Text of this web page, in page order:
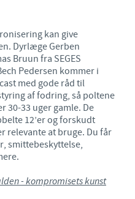
kan give
Dyrlæge Gerben
Bruun fra SEGES
Pedersen kommer i
med gode råd til
af fodring, så poltene
30-33 uger gamle. De
12’er og forskudt
relevante at bruge. Du får
smittebeskyttelse,
- kompromisets kunst